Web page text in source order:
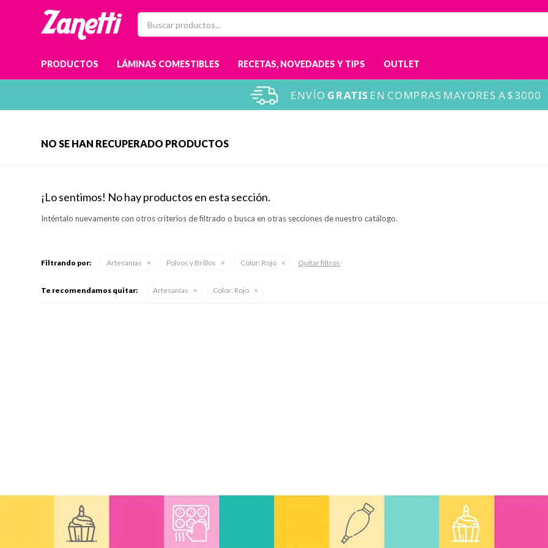
PRODUCTOS LÁMINAS COMESTIBLES RECETAS, NOVEDADES Y TIPS OUTLET
NO SE HAN RECUPERADO PRODUCTOS
¡Lo sentimos! No hay productos en esta sección.
Inténtalo nuevamente con otros criterios de filtrado o busca en otras secciones de nuestro catálogo.
Filtrando por: Artesanías Polvos y Brillos Color: Rojo Quitar filtros
Te recomendamos quitar: Artesanías Color: Rojo